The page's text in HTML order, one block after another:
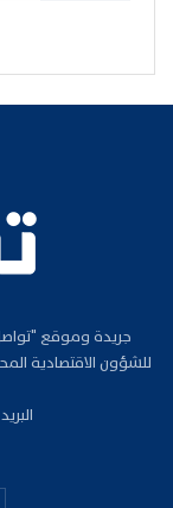
للشؤون الاقتصادية